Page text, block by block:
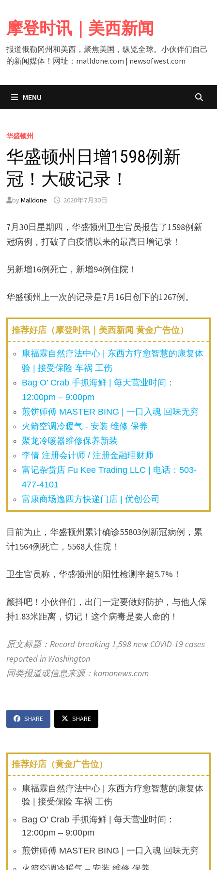
content
摩登时讯｜美西新闻
报道俄勒冈州和美西，聚焦美国，纵览全球。小伙伴们自己
的新闻媒体！网址：malldone.com | newsofwest.com
MENU
华盛顿州
华盛顿州日增1598例新
冠！大破记录！
by Malldone 2020年7月30日
7月30日星期四，华盛顿州卫生官员报告了1598例新
冠病例，打破了自疫情以来的最高日增记录！
另新增16例死亡，新增94例住院！
华盛顿州上一次的记录是7月16日创下的1267例。
推荐好店（摩登时讯｜美西新闻 黄金广告位）
康福霖自然疗法中心 | 东西方疗愈智慧的康复体
验 | 接受保险 车祸 工伤
Bag O’ Crab 手抓海鲜 | 每天营业时间：
12:00pm – 9:00pm
煎饼师傅 MASTER BING | 一口入魂 回味无穷
火箭空调冷暖气 - 安装 维修 保养
聚龙冷暖器维修保养新装
李倩 注册会计师 / 注册金融理财师
富记杂货店 Fu Kee Trading LLC | 电话：503-
477-4101
富康商场逸四方快递门店 | 优创公司
目前为止，华盛顿州累计确诊55803例新冠病例，累
计1564例死亡，5568人住院！
卫生官员称，华盛顿州的阳性检测率超5.7%！
颤抖吧！小伙伴们，出门一定要做好防护，与他人保
持1.83米距离，切记！这个病毒是要人命的！
原文标题：Record-breaking 1,598 new COVID-19 cases
reported in Washington
同类报道或信息来源：komonews.com
SHARE SHARE
推荐好店（黄金广告位）
康福霖自然疗法中心 | 东西方疗愈智慧的康复体
验 | 接受保险 车祸 工伤
Bag O’ Crab 手抓海鲜 | 每天营业时间：
12:00pm – 9:00pm
煎饼师傅 MASTER BING | 一口入魂 回味无穷